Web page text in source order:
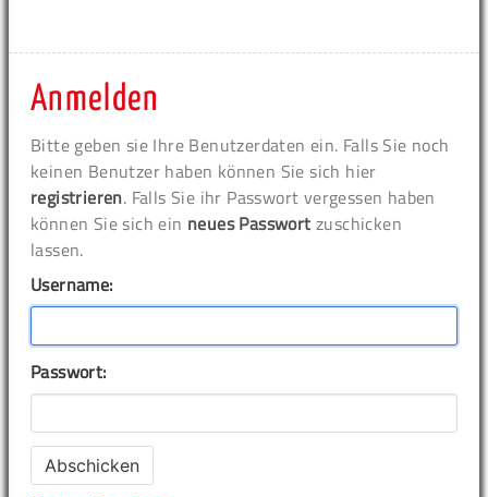
Anmelden
Bitte geben sie Ihre Benutzerdaten ein. Falls Sie noch
keinen Benutzer haben können Sie sich hier
registrieren. Falls Sie ihr Passwort vergessen haben
können Sie sich ein neues Passwort zuschicken
lassen.
Username:
Passwort: